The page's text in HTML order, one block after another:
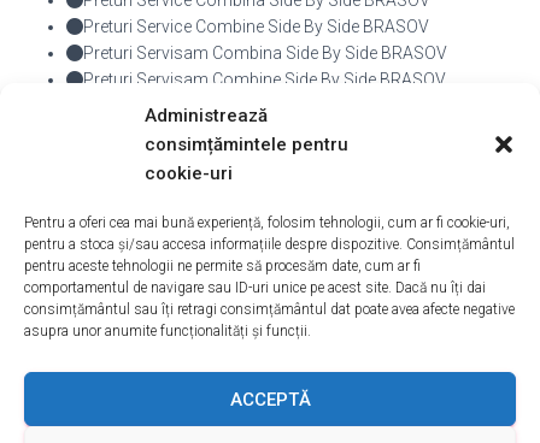
Administrează
consimțămintele pentru
cookie-uri
Pentru a oferi cea mai bună experiență, folosim tehnologii, cum ar fi cookie-uri,
pentru a stoca și/sau accesa informațiile despre dispozitive. Consimțământul
pentru aceste tehnologii ne permite să procesăm date, cum ar fi
comportamentul de navigare sau ID-uri unice pe acest site. Dacă nu îți dai
consimțământul sau îți retragi consimțământul dat poate avea afecte negative
asupra unor anumite funcționalități și funcții.
ACCEPTĂ
Preturi Service Combine Side By Side BRASOV
Preturi Servisam Combina Side By Side BRASOV
Preturi Servisam Combine Side By Side BRASOV
Preturi Servisez Combina Side By Side BRASOV
DESPRE NOI SERVICII